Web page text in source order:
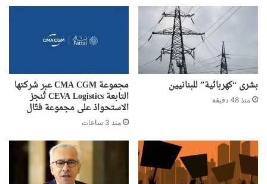
بشرى “كهربائية” للبنانيين
منذ 48 دقيقة
مجموعة CMA CGM عبر شركتها
التابعة CEVA Logistics تُنجز
الاستحواذ على مجموعة فتّال
منذ 3 ساعات